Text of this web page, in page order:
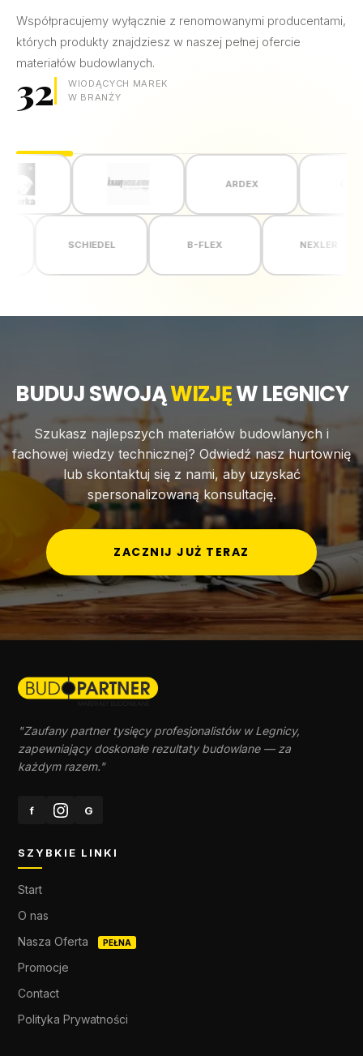
Współpracujemy wyłącznie z renomowanymi producentami,
których produkty znajdziesz w naszej pełnej ofercie
materiałów budowlanych.
32
WIODĄCYCH MAREK
W BRANŻY
ARDEX
SCHIEDEL B-FLEX NEXLER
BUDUJ SWOJĄWIZJĘW LEGNICY
Szukasz najlepszych materiałów budowlanych i
fachowej wiedzy technicznej? Odwiedź nasz hurtownię
lub skontaktuj się z nami, aby uzyskać
spersonalizowaną konsultację.
ZACZNIJ JUŻ TERAZ
"Zaufany partner tysięcy profesjonalistów w Legnicy,
zapewniający doskonałe rezultaty budowlane — za
każdym razem."
f G
SZYBKIE LINKI
Start
O nas
Nasza Oferta
PEŁNA
Promocje
Contact
Polityka Prywatności